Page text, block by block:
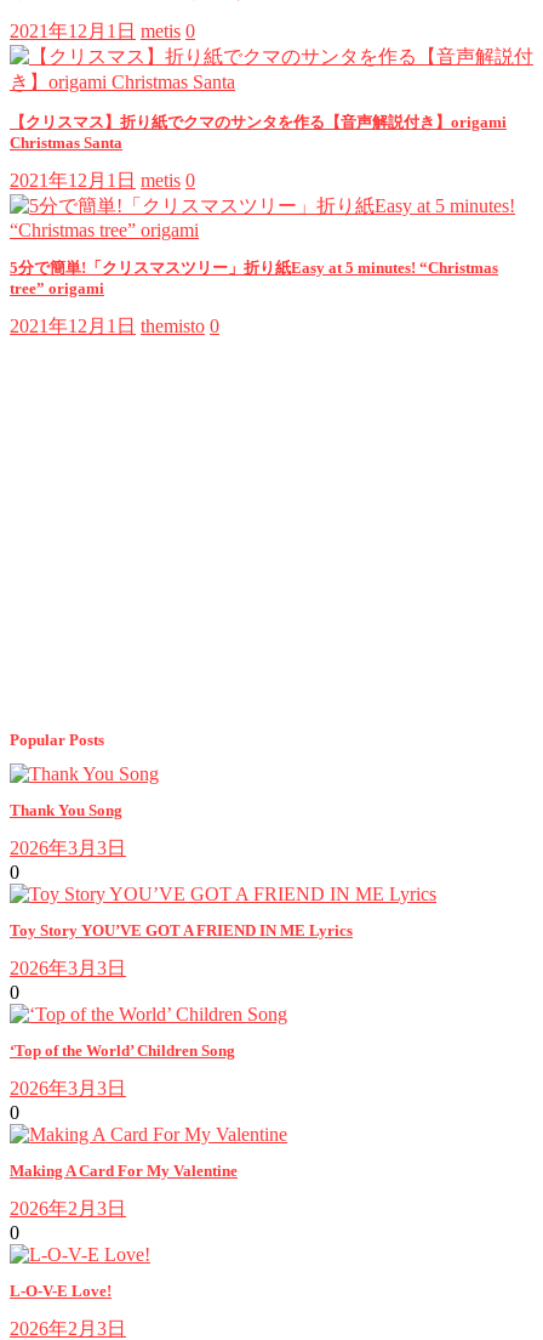
2021年12月1日 metis 0
【クリスマス】折り紙でクマのサンタを作る【音声解説付き】origami
Christmas Santa
2021年12月1日 metis 0
5分で簡単!「クリスマスツリー」折り紙Easy at 5 minutes! “Christmas
tree” origami
2021年12月1日 themisto 0
Popular Posts
Thank You Song
2026年3月3日
0
Toy Story YOU’VE GOT A FRIEND IN ME Lyrics
2026年3月3日
0
‘Top of the World’ Children Song
2026年3月3日
0
Making A Card For My Valentine
2026年2月3日
0
L-O-V-E Love!
2026年2月3日